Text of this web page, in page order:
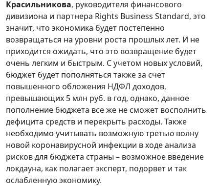
Красильникова, руководителя финансового
дивизиона и партнера Rights Business Standard, это
значит, что экономика будет постепенно
возвращаться на уровни роста прошлых лет. И не
приходится ожидать, что это возвращение будет
очень легким и быстрым. С учетом новых условий,
бюджет будет пополняться также за счет
повышенного обложения НДФЛ доходов,
превышающих 5 млн руб. в год, однако, данное
пополнение бюджета все же не сможет восполнить
дефицита средств и перекрыть расходы. Также
необходимо учитывать возможную третью волну
новой коронавирусной инфекции в ходе анализа
рисков для бюджета страны – возможное введение
локдауна, как полагает эксперт, подорвет и так
ослабленную экономику.